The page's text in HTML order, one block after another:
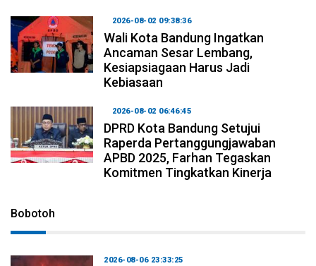
2026-08-02 09:38:36
Wali Kota Bandung Ingatkan
Ancaman Sesar Lembang,
Kesiapsiagaan Harus Jadi
Kebiasaan
2026-08-02 06:46:45
DPRD Kota Bandung Setujui
Raperda Pertanggungjawaban
APBD 2025, Farhan Tegaskan
Komitmen Tingkatkan Kinerja
Bobotoh
2026-08-06 23:33:25